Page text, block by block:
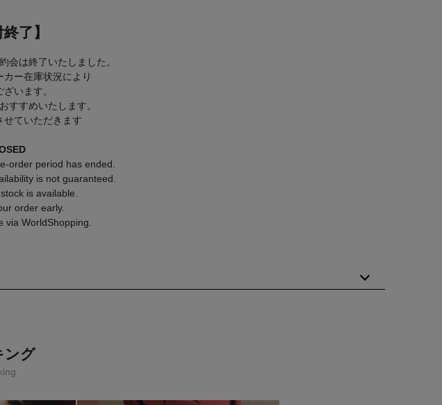
了】
会は終了いたしました。
ー在庫状況により
います。
すすめいたします。
ていただきます
order period has ended.
is not guaranteed.
is available.
order early.
via WorldShopping.
うな服作りを目指します。
ジ感、味わいを加えた二次加工を施し 長年着込んだような風合に独自性を持たせた
ング